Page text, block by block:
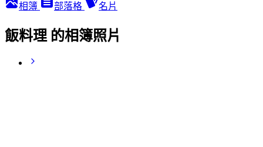
相簿 部落格 名片
飯料理 的相簿照片